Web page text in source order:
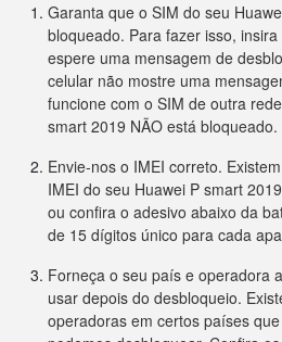
Garanta que o SIM do seu
bloqueado. Para fazer isso,
espere uma mensagem de
celular não mostre uma
funcione com o SIM de outra
smart 2019 NÃO está bloqueado.
Envie-nos o IMEI correto.
IMEI do seu Huawei P smart
ou confira o adesivo abaixo da
de 15 dígitos único para cada
Forneça o seu país e operadora
usar depois do desbloqueio.
operadoras em certos países